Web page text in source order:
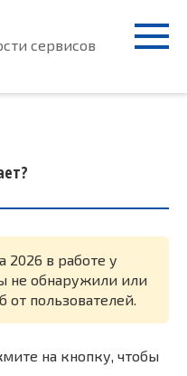
сервисов
2026 в работе у
не обнаружили или
от пользователей.
на кнопку, чтобы